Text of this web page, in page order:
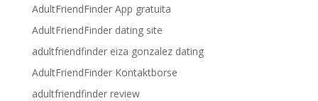
AdultFriendFinder App gratuita
AdultFriendFinder dating site
adultfriendfinder eiza gonzalez dating
AdultFriendFinder Kontaktborse
adultfriendfinder review